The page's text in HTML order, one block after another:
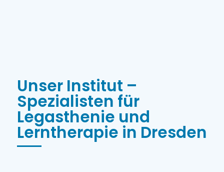
Unser Institut –
Spezialisten für
Legasthenie und
Lerntherapie in Dresden